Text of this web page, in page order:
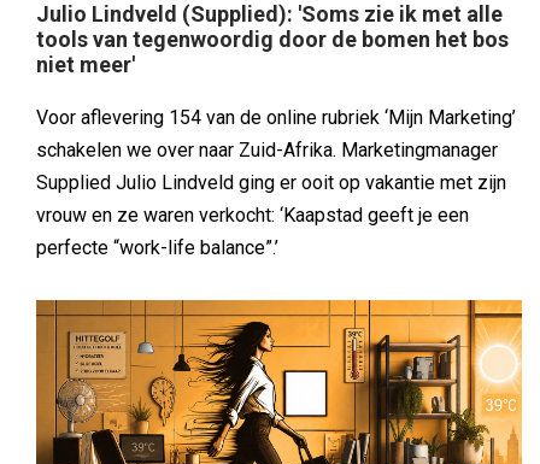
Julio Lindveld (Supplied): 'Soms zie ik met alle
tools van tegenwoordig door de bomen het bos
niet meer'
Voor aflevering 154 van de online rubriek ‘Mijn Marketing’
schakelen we over naar Zuid-Afrika. Marketingmanager
Supplied Julio Lindveld ging er ooit op vakantie met zijn
vrouw en ze waren verkocht: ‘Kaapstad geeft je een
perfecte “work-life balance”.’